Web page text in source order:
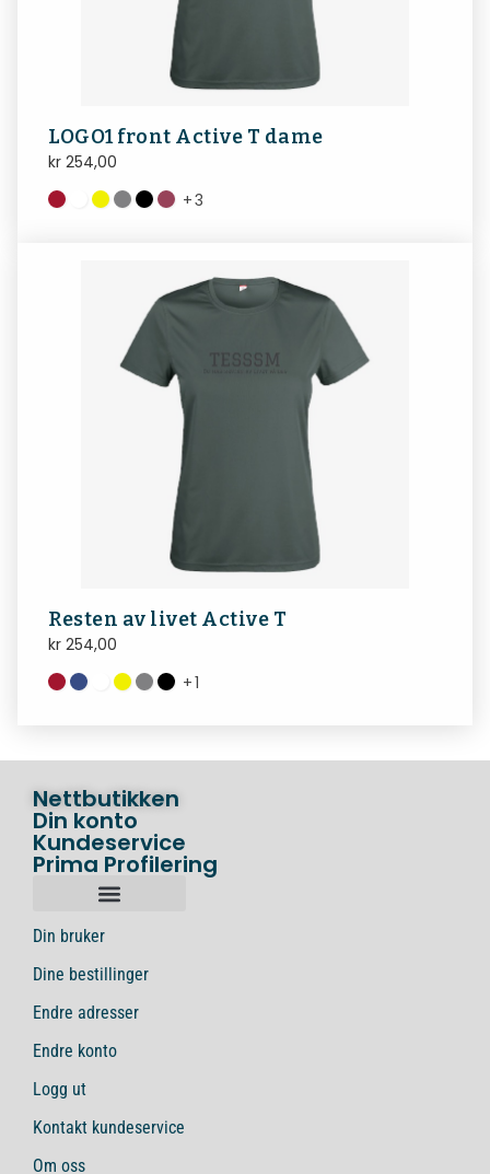
LOGO1 front Active T dame
kr 254,00
+3
Resten av livet Active T
kr 254,00
+1
Nettbutikken
Din konto
Kundeservice
Prima Profilering
Din bruker
Dine bestillinger
Endre adresser
Endre konto
Logg ut
Kontakt kundeservice
Om oss